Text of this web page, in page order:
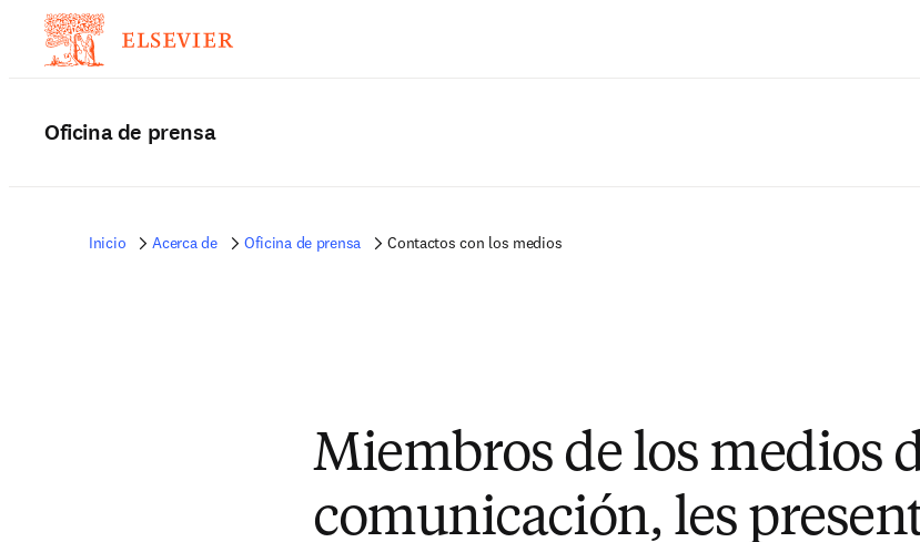
Oficina de prensa
Inicio Acerca de Oficina de prensa Contactos con los medios
Miembros de los medios
comunicación, les